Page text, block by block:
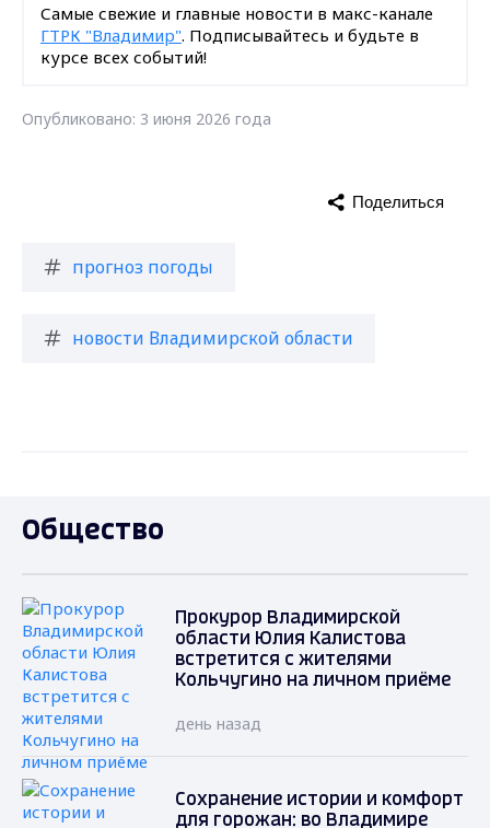
Самые свежие и главные новости в макс-канале
ГТРК "Владимир". Подписывайтесь и будьте в
курсе всех событий!
Опубликовано: 3 июня 2026 года
прогноз погоды
новости Владимирской области
Поделиться
Общество
Прокурор Владимирской
области Юлия Калистова
встретится с жителями
Кольчугино на личном приёме
день назад
Сохранение истории и комфорт
для горожан: во Владимире